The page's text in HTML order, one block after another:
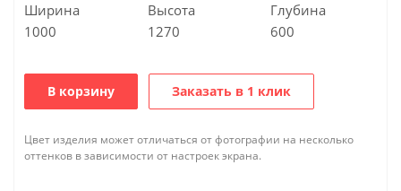
Ширина
1000
Высота
1270
Глубина
600
В корзину Заказать в 1 клик
Цвет изделия может отличаться от фотографии на несколько
оттенков в зависимости от настроек экрана.